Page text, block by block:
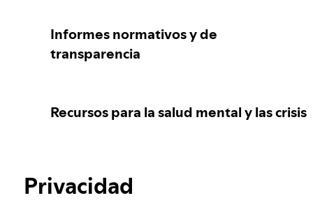
Reportar contenido
Orientación para padres, madres o
Nuestro enfoque para verificar la edad de los
usuarios
Tus controles de privacidad
Informes normativos y de
transparencia
Recursos para la salud mental y las crisis
Privacidad